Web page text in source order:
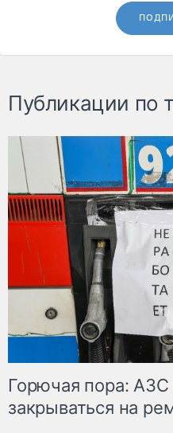
Публикации по
Горючая пора: АЗС
закрываться на